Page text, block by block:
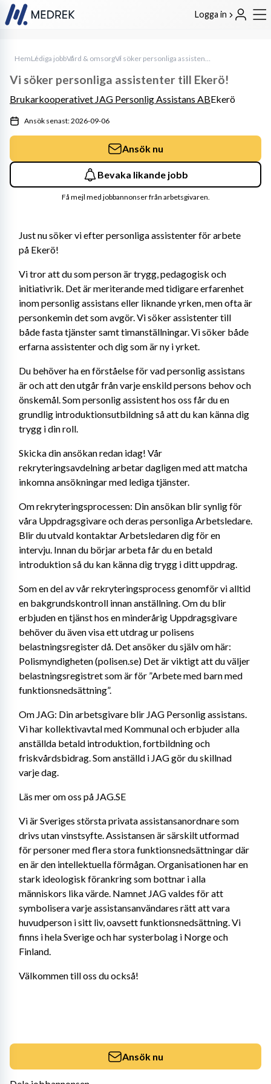
Logga in
HemLediga jobbVård & omsorg Vi söker personliga assistenter till Ekerö!
Just nu söker vi efter personliga assistenter för arbete
på Ekerö!
Vi tror att du som person är trygg, pedagogisk och
initiativrik. Det är meriterande med tidigare erfarenhet
inom personlig assistans eller liknande yrken, men ofta är
personkemin det som avgör. Vi söker assistenter till
både fasta tjänster samt timanställningar. Vi söker både
erfarna assistenter och dig som är ny i yrket.
Du behöver ha en förståelse för vad personlig assistans
är och att den utgår från varje enskild persons behov och
önskemål. Som personlig assistent hos oss får du en
grundlig introduktionsutbildning så att du kan känna dig
trygg i din roll.
Skicka din ansökan redan idag! Vår
rekryteringsavdelning arbetar dagligen med att matcha
inkomna ansökningar med lediga tjänster.
Om rekryteringsprocessen: Din ansökan blir synlig för
våra Uppdragsgivare och deras personliga Arbetsledare.
Blir du utvald kontaktar Arbetsledaren dig för en
intervju. Innan du börjar arbeta får du en betald
introduktion så du kan känna dig trygg i ditt uppdrag.
Som en del av vår rekryteringsprocess genomför vi alltid
en bakgrundskontroll innan anställning. Om du blir
erbjuden en tjänst hos en minderårig Uppdragsgivare
behöver du även visa ett utdrag ur polisens
belastningsregister då. Det ansöker du själv om här:
Polismyndigheten (polisen.se) Det är viktigt att du väljer
belastningsregistret som är för ”Arbete med barn med
funktionsnedsättning”.
Om JAG: Din arbetsgivare blir JAG Personlig assistans.
Vi har kollektivavtal med Kommunal och erbjuder alla
anställda betald introduktion, fortbildning och
friskvårdsbidrag. Som anställd i JAG gör du skillnad
varje dag.
Läs mer om oss på JAG.SE
Vi är Sveriges största privata assistansanordnare som
drivs utan vinstsyfte. Assistansen är särskilt utformad
för personer med flera stora funktionsnedsättningar där
en är den intellektuella förmågan. Organisationen har en
stark ideologisk förankring som bottnar i alla
människors lika värde. Namnet JAG valdes för att
symbolisera varje assistansanvändares rätt att vara
huvudperson i sitt liv, oavsett funktionsnedsättning. Vi
finns i hela Sverige och har systerbolag i Norge och
Finland.
Välkommen till oss du också!
Vi söker personliga assistenter till Ekerö!
Brukarkooperativet JAG Personlig Assistans ABEkerö
Ansök senast: 2026-09-06
Ansök nu
Bevaka likande jobb
Få mejl med jobbannonser från arbetsgivaren.
Ansök nu